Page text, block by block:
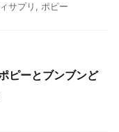
サプリ , ポピー
ピーとブンブンど